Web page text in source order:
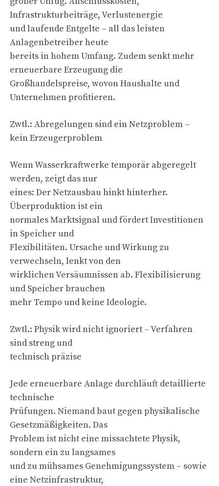
Infrastrukturbeiträge, Verlustenergie
und laufende Entgelte – all das leisten
Anlagenbetreiber heute
bereits in hohem Umfang. Zudem senkt mehr
erneuerbare Erzeugung die
Großhandelspreise, wovon Haushalte und
Unternehmen profitieren.
Zwtl.: Abregelungen sind ein Netzproblem –
kein Erzeugerproblem
Wenn Wasserkraftwerke temporär abgeregelt
werden, zeigt das nur
eines: Der Netzausbau hinkt hinterher.
Überproduktion ist ein
normales Marktsignal und fördert Investitionen
in Speicher und
Flexibilitäten. Ursache und Wirkung zu
verwechseln, lenkt von den
wirklichen Versäumnissen ab. Flexibilisierung
und Speicher brauchen
mehr Tempo und keine Ideologie.
Zwtl.: Physik wird nicht ignoriert – Verfahren
sind streng und
technisch präzise
Jede erneuerbare Anlage durchläuft detaillierte
technische
Prüfungen. Niemand baut gegen physikalische
Gesetzmäßigkeiten. Das
Problem ist nicht eine missachtete Physik,
sondern ein zu langsames
und zu mühsames Genehmigungssystem – sowie
eine Netzinfrastruktur,